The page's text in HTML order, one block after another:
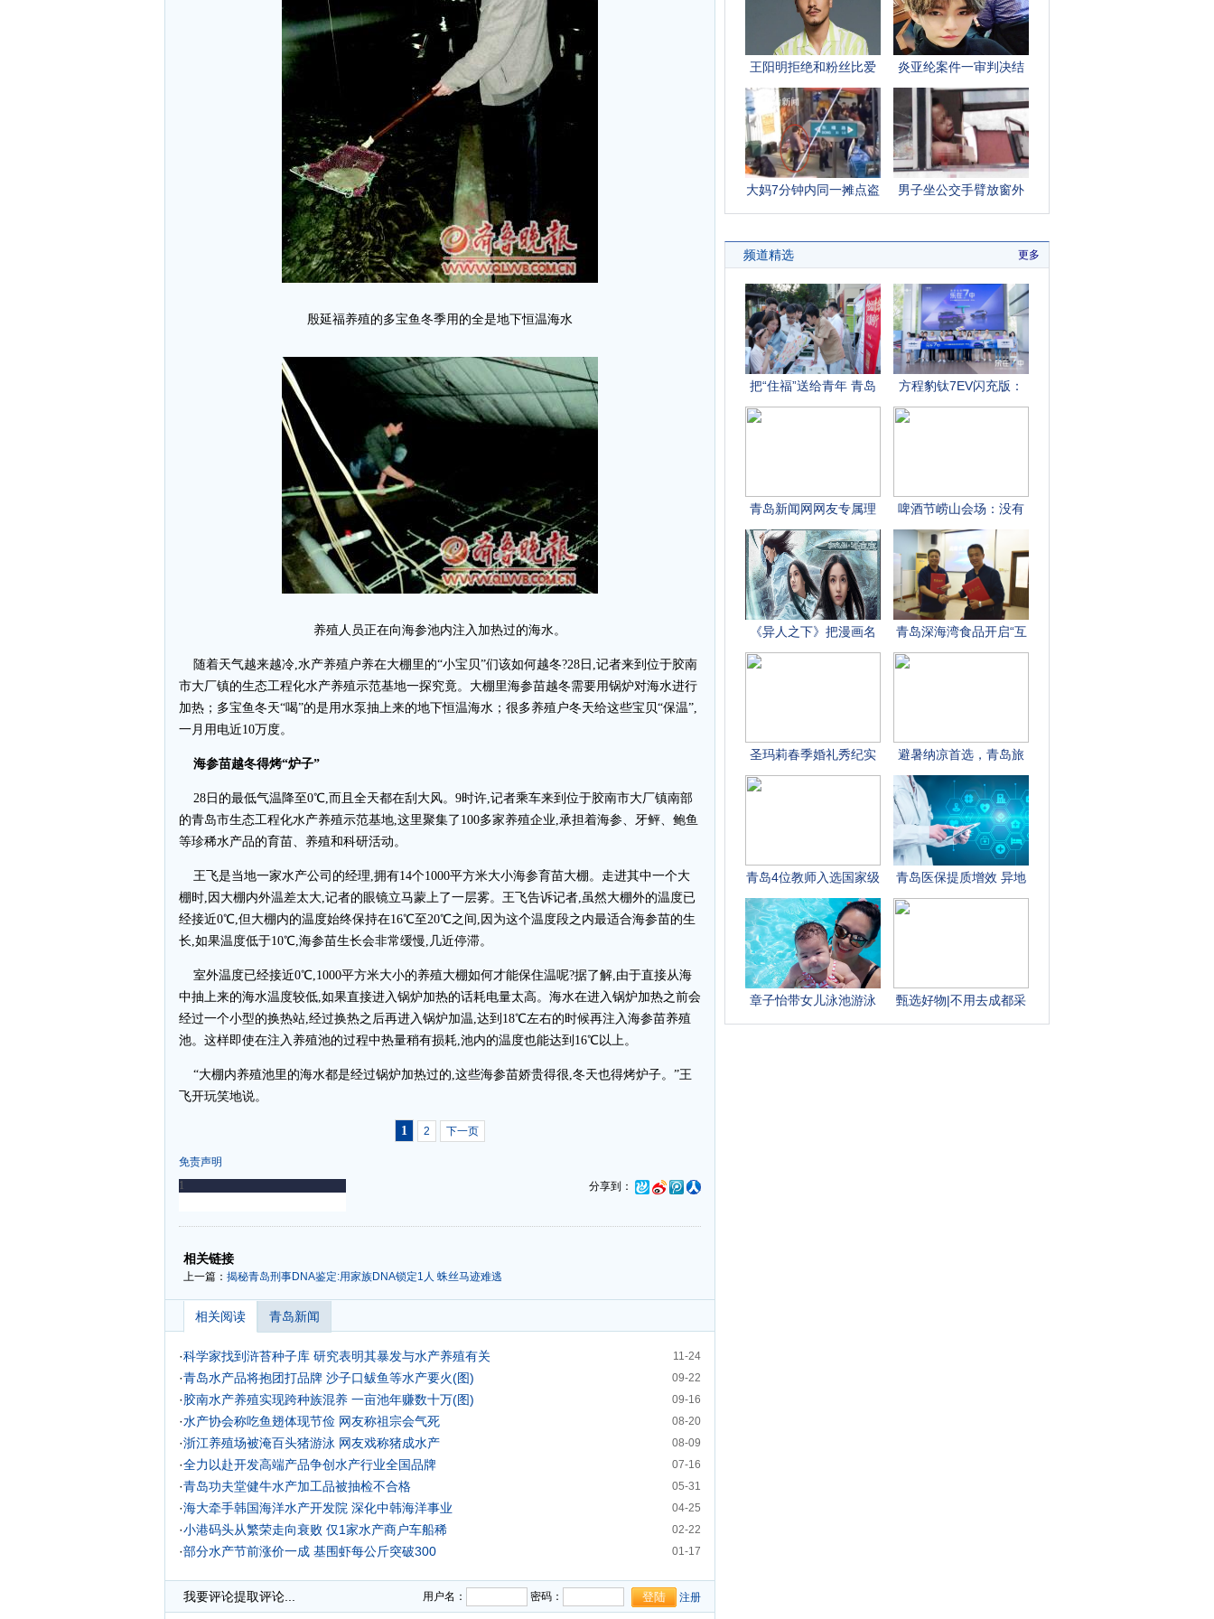
殷延福养殖的多宝鱼冬季用的全是地下恒温海水
养殖人员正在向海参池内注入加热过的海水。
随着天气越来越冷,水产养殖户养在大棚里的“小宝贝”们该如何越冬?28日,记者来到位于胶南
市大厂镇的生态工程化水产养殖示范基地一探究竟。大棚里海参苗越冬需要用锅炉对海水进行
加热；多宝鱼冬天“喝”的是用水泵抽上来的地下恒温海水；很多养殖户冬天给这些宝贝“保温”,
一月用电近10万度。
海参苗越冬得烤“炉子”
28日的最低气温降至0℃,而且全天都在刮大风。9时许,记者乘车来到位于胶南市大厂镇南部
的青岛市生态工程化水产养殖示范基地,这里聚集了100多家养殖企业,承担着海参、牙鲆、鲍鱼
等珍稀水产品的育苗、养殖和科研活动。
王飞是当地一家水产公司的经理,拥有14个1000平方米大小海参育苗大棚。走进其中一个大
棚时,因大棚内外温差太大,记者的眼镜立马蒙上了一层雾。王飞告诉记者,虽然大棚外的温度已
经接近0℃,但大棚内的温度始终保持在16℃至20℃之间,因为这个温度段之内最适合海参苗的生
长,如果温度低于10℃,海参苗生长会非常缓慢,几近停滞。
室外温度已经接近0℃,1000平方米大小的养殖大棚如何才能保住温呢?据了解,由于直接从海
中抽上来的海水温度较低,如果直接进入锅炉加热的话耗电量太高。海水在进入锅炉加热之前会
经过一个小型的换热站,经过换热之后再进入锅炉加温,达到18℃左右的时候再注入海参苗养殖
池。这样即使在注入养殖池的过程中热量稍有损耗,池内的温度也能达到16℃以上。
“大棚内养殖池里的海水都是经过锅炉加热过的,这些海参苗娇贵得很,冬天也得烤炉子。”王
飞开玩笑地说。
1 2 下一页
免责声明
分享到：
-
相关链接
上一篇： 揭秘青岛刑事DNA鉴定:用家族DNA锁定1人 蛛丝马迹难逃
相关阅读 青岛新闻
11-24
·科学家找到浒苔种子库 研究表明其暴发与水产养殖有关
09-22
·青岛水产品将抱团打品牌 沙子口鲅鱼等水产要火(图)
09-16
·胶南水产养殖实现跨种族混养 一亩池年赚数十万(图)
08-20
·水产协会称吃鱼翅体现节俭 网友称祖宗会气死
08-09
·浙江养殖场被淹百头猪游泳 网友戏称猪成水产
07-16
·全力以赴开发高端产品争创水产行业全国品牌
05-31
·青岛功夫堂健牛水产加工品被抽检不合格
04-25
·海大牵手韩国海洋水产开发院 深化中韩海洋事业
02-22
·小港码头从繁荣走向衰败 仅1家水产商户车船稀
01-17
·部分水产节前涨价一成 基围虾每公斤突破300
我要评论提取评论... 用户名： 密码： 注册